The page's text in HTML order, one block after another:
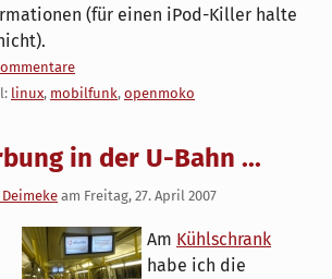
(für einen iPod-Killer halte
linux, mobilfunk, openmoko
in der U-Bahn ...
am Freitag, 27. April 2007
Am Kühlschrank
habe ich die